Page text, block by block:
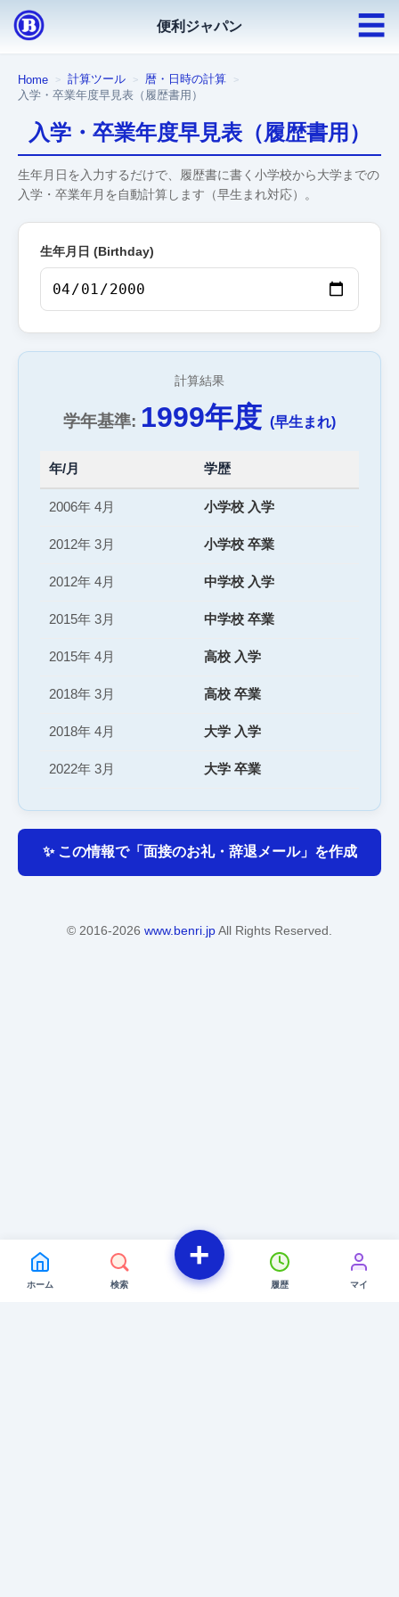
便利ジャパン ☰
Home 計算ツール
暦・日時の計算
入学・卒業年度早見表（履歴書用）
入学・卒業年度早見表（履歴書用）
生年月日を入力するだけで、履歴書に書く小学校から大学までの
入学・卒業年月を自動計算します（早生まれ対応）。
生年月日 (Birthday)
計算結果
学年基準: 1999年度 (早生まれ)
年/月 学歴
2006年 4月 小学校 入学
2012年 3月 小学校 卒業
2012年 4月 中学校 入学
2015年 3月 中学校 卒業
2015年 4月 高校 入学
2018年 3月 高校 卒業
2018年 4月 大学 入学
2022年 3月 大学 卒業
✨ この情報で「面接のお礼・辞退メール」を作成
© 2016-2026 www.benri.jp All Rights Reserved.
ホーム 検索
+
履歴 マイ